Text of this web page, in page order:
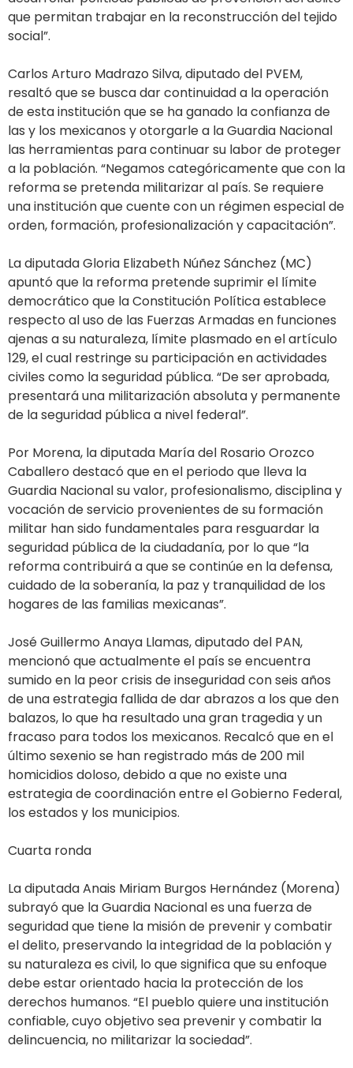
que permitan trabajar en la reconstrucción del tejido
social”.
Carlos Arturo Madrazo Silva, diputado del PVEM,
resaltó que se busca dar continuidad a la operación
de esta institución que se ha ganado la confianza de
las y los mexicanos y otorgarle a la Guardia Nacional
las herramientas para continuar su labor de proteger
a la población. “Negamos categóricamente que con la
reforma se pretenda militarizar al país. Se requiere
una institución que cuente con un régimen especial de
orden, formación, profesionalización y capacitación”.
La diputada Gloria Elizabeth Núñez Sánchez (MC)
apuntó que la reforma pretende suprimir el límite
democrático que la Constitución Política establece
respecto al uso de las Fuerzas Armadas en funciones
ajenas a su naturaleza, límite plasmado en el artículo
129, el cual restringe su participación en actividades
civiles como la seguridad pública. “De ser aprobada,
presentará una militarización absoluta y permanente
de la seguridad pública a nivel federal”.
Por Morena, la diputada María del Rosario Orozco
Caballero destacó que en el periodo que lleva la
Guardia Nacional su valor, profesionalismo, disciplina y
vocación de servicio provenientes de su formación
militar han sido fundamentales para resguardar la
seguridad pública de la ciudadanía, por lo que “la
reforma contribuirá a que se continúe en la defensa,
cuidado de la soberanía, la paz y tranquilidad de los
hogares de las familias mexicanas”.
José Guillermo Anaya Llamas, diputado del PAN,
mencionó que actualmente el país se encuentra
sumido en la peor crisis de inseguridad con seis años
de una estrategia fallida de dar abrazos a los que den
balazos, lo que ha resultado una gran tragedia y un
fracaso para todos los mexicanos. Recalcó que en el
último sexenio se han registrado más de 200 mil
homicidios doloso, debido a que no existe una
estrategia de coordinación entre el Gobierno Federal,
los estados y los municipios.
Cuarta ronda
La diputada Anais Miriam Burgos Hernández (Morena)
subrayó que la Guardia Nacional es una fuerza de
seguridad que tiene la misión de prevenir y combatir
el delito, preservando la integridad de la población y
su naturaleza es civil, lo que significa que su enfoque
debe estar orientado hacia la protección de los
derechos humanos. “El pueblo quiere una institución
confiable, cuyo objetivo sea prevenir y combatir la
delincuencia, no militarizar la sociedad”.